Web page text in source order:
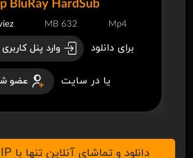
برای دانلود وارد پنل
یا در سایت عضو
BluRay HardSub
632 MB Mp4